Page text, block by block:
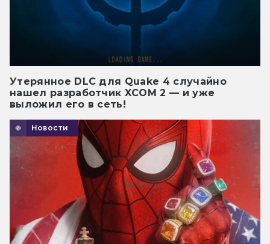
Утерянное DLC для Quake 4 случайно
нашел разработчик XCOM 2 — и уже
выложил его в сеть!
Новости